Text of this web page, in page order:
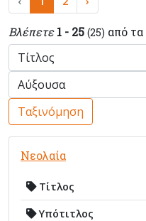
Βλέπετε 1 - 25 (25) από τα
Ταξινόμηση
Νεολαία
Τίτλος
Υπότιτλος